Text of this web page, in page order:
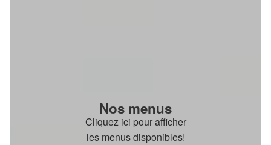
Nos menus
Cliquez ici pour afficher
les menus disponibles!